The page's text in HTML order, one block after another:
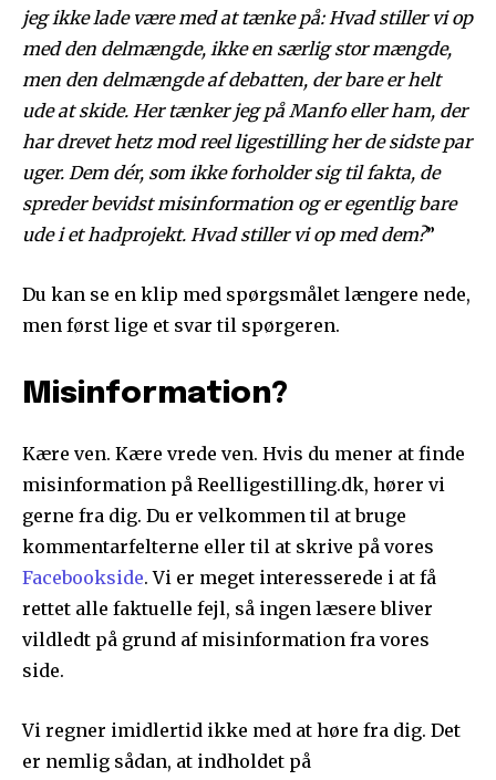
jeg ikke lade være med at tænke på: Hvad stiller vi op
med den delmængde, ikke en særlig stor mængde,
men den delmængde af debatten, der bare er helt
ude at skide. Her tænker jeg på Manfo eller ham, der
har drevet hetz mod reel ligestilling her de sidste par
uger. Dem dér, som ikke forholder sig til fakta, de
spreder bevidst misinformation og er egentlig bare
ude i et hadprojekt. Hvad stiller vi op med dem?”
Du kan se en klip med spørgsmålet længere nede,
men først lige et svar til spørgeren.
Misinformation?
Kære ven. Kære vrede ven. Hvis du mener at finde
misinformation på Reelligestilling.dk, hører vi
gerne fra dig. Du er velkommen til at bruge
kommentarfelterne eller til at skrive på vores
Facebookside. Vi er meget interesserede i at få
rettet alle faktuelle fejl, så ingen læsere bliver
vildledt på grund af misinformation fra vores
side.
Vi regner imidlertid ikke med at høre fra dig. Det
er nemlig sådan, at indholdet på